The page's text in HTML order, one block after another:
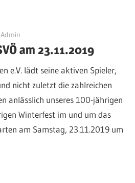
am 23.11.2019
e.V. lädt seine aktiven Spieler,
nicht zuletzt die zahlreichen
anlässlich unseres 100-jährigen
Winterfest im und um das
am Samstag, 23.11.2019 um